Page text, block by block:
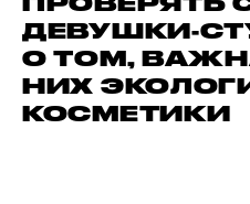
ДЕВУШКИ-
О ТОМ,
НИХ
КОСМЕТИКИ